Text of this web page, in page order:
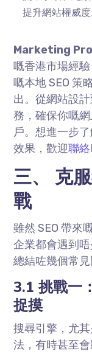
提升網站權威度
Marketing Pro
嘅香港市場經
嘅本地 SEO 策
出。從網站設
務，確保你嘅
戶。想進一步
效果，歡迎聯
三、 克
戰
雖然 SEO 帶來
企業都會遇到
總結咗幾個常見
3.1 挑戰一
捉摸
搜尋引擎，尤
法，有時甚至